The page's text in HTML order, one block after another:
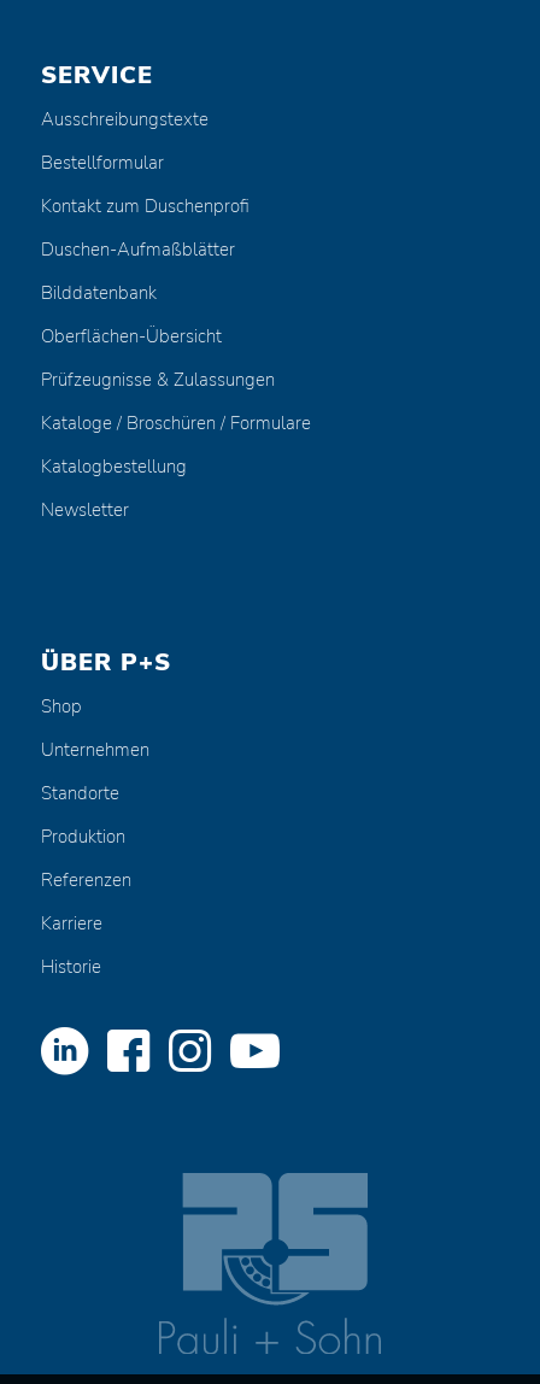
SERVICE
Ausschreibungstexte
Bestellformular
Kontakt zum Duschenprofi
Duschen-Aufmaßblätter
Bilddatenbank
Oberflächen-Übersicht
Prüfzeugnisse & Zulassungen
Kataloge / Broschüren / Formulare
Katalogbestellung
Newsletter
ÜBER P+S
Shop
Unternehmen
Standorte
Produktion
Referenzen
Karriere
Historie